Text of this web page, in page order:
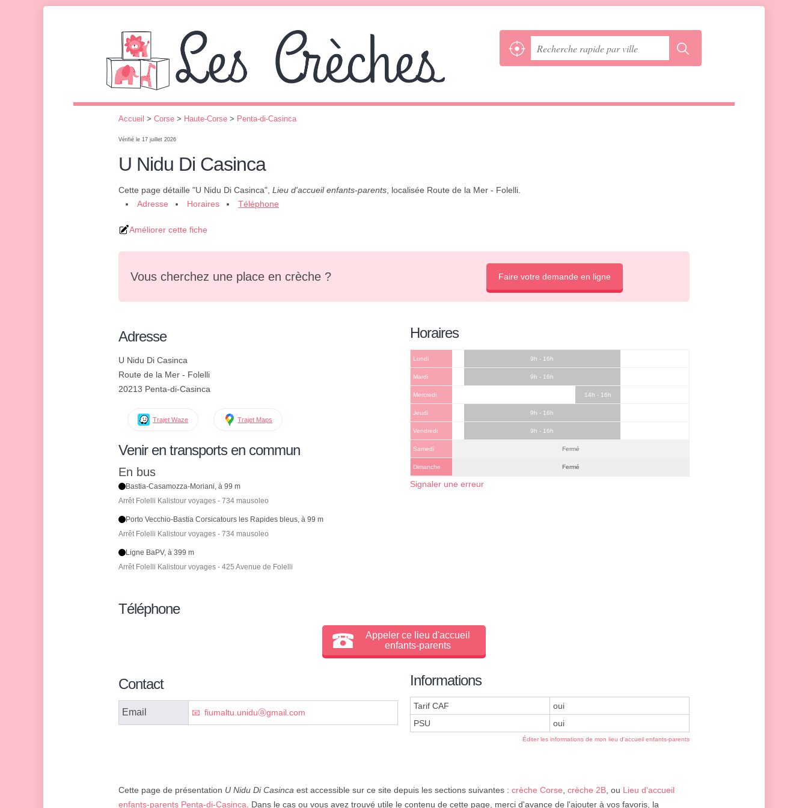
Accueil > Corse > Haute-Corse > Penta-di-Casinca
Vérifié le 17 juillet 2026
U Nidu Di Casinca
Cette page détaille "U Nidu Di Casinca", Lieu d'accueil enfants-parents , localisée Route de la Mer - Folelli.
Adresse
Horaires Téléphone
Améliorer cette fiche
Vous cherchez une place en crèche ? Faire votre demande en ligne
Adresse
U Nidu Di Casinca
Route de la Mer - Folelli
20213 Penta-di-Casinca
Trajet Waze Trajet Maps
Venir en transports en commun
En bus
Bastia-Casamozza-Moriani, à 99 m
Arrêt Folelli Kalistour voyages - 734 mausoleo
Porto Vecchio-Bastia Corsicatours les Rapides bleus, à 99 m
Arrêt Folelli Kalistour voyages - 734 mausoleo
Ligne BaPV, à 399 m
Arrêt Folelli Kalistour voyages - 425 Avenue de Folelli
Horaires
Lundi 9h - 16h
Mardi 9h - 16h
Mercredi 14h - 16h
Jeudi 9h - 16h
Vendredi 9h - 16h
Samedi Fermé
Dimanche Fermé
Signaler une erreur
Téléphone
Appeler ce lieu d'accueil
enfants-parents
Contact
Email fiumaltu.uniduⓐgmail.com
Informations
Tarif CAF
oui
PSU
oui
Éditer les informations de mon lieu d'accueil enfants-parents
Cette page de présentation U Nidu Di Casinca est accessible sur ce site depuis les sections suivantes : crèche Corse, crèche 2B, ou Lieu d'accueil
enfants-parents Penta-di-Casinca. Dans le cas ou vous avez trouvé utile le contenu de cette page, merci d'avance de l'ajouter à vos favoris, la